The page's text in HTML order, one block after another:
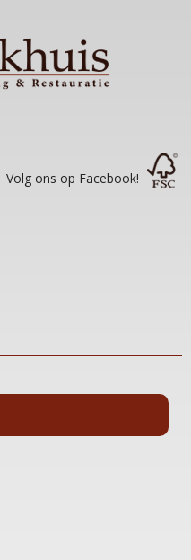
Volg ons op Facebook!